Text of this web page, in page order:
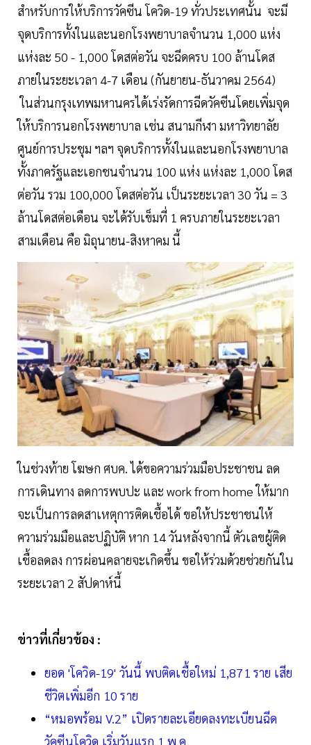
สำหรับการให้บริการวัคซีน โควิด-19 ทั่วประเทศนั้น จะมี
จุดบริการทั้งในและนอกโรงพยาบาลจำนวน 1,000 แห่ง
แห่งละ 50 - 1,000 โดสต่อวัน จะฉีดครบ 100 ล้านโดส
ภายในระยะเวลา 4-7 เดือน (กันยายน-ธันวาคม 2564)
ในส่วนกรุงเทพมหานครได้เร่งรัดการฉีดวัคซีนโดยเพิ่มจุด
ให้บริการนอกโรงพยาบาล เช่น สนามกีฬา มหาวิทยาลัย
ศูนย์การประชุม ฯลฯ จุดบริการทั้งในและนอกโรงพยาบาล
ทั้งภาครัฐและเอกชนจำนวน 100 แห่ง แห่งละ 1,000 โดส
ต่อวัน รวม 100,000 โดสต่อวัน เป็นระยะเวลา 30 วัน = 3
ล้านโดสต่อเดือน จะได้รับเข็มที่ 1 ครบภายในระยะเวลา
สามเดือน คือ มิถุนายน-สิงหาคม นี้
ในช่วงท้าย โฆษก ศบค. ได้ขอความร่วมมือประชาชน ลด
การเดินทาง ลดการพบปะ และ work from home ให้มาก
จะเป็นการลดสาเหตุการติดเชื้อได้ ขอให้ประชาชนให้
ความร่วมมือและปฏิบัติ หาก 14 วันหลังจากนี้ ตัวเลขผู้ติด
เชื้อลดลง การผ่อนคลายจะเกิดขึ้น ขอให้ร่วมด้วยช่วยกันใน
ระยะเวลา 2 สัปดาห์นี้
ข่าวที่เกี่ยวข้อง :
ยอด 'โควิด-19' วันนี้ พบติดเชื้อใหม่ 1,871 ราย เสีย
ชีวิตเพิ่มอีก 10 ราย
“หมอพร้อม V.2” เปิดรายละเอียดลงทะเบียนฉีด
วัคซีนโควิด เริ่มวันแรก 1 พ.ค.